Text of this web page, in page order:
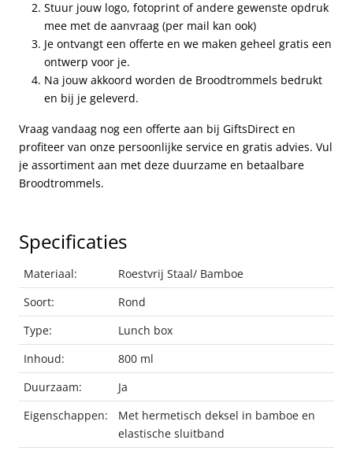
Stuur jouw logo, fotoprint of andere gewenste opdruk
mee met de aanvraag (per mail kan ook)
Je ontvangt een offerte en we maken geheel gratis een
ontwerp voor je.
Na jouw akkoord worden de Broodtrommels bedrukt
en bij je geleverd.
Vraag vandaag nog een offerte aan bij GiftsDirect en
profiteer van onze persoonlijke service en gratis advies. Vul
je assortiment aan met deze duurzame en betaalbare
Broodtrommels.
Specificaties
Materiaal:
Roestvrij Staal/ Bamboe
Soort:
Rond
Type:
Lunch box
Inhoud:
800 ml
Duurzaam:
Ja
Eigenschappen:
Met hermetisch deksel in bamboe en
elastische sluitband